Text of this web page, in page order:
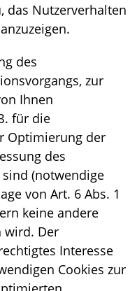
das Nutzerverhalten
des
zur
Ihnen
für die
Optimierung der
des
(notwendige
von Art. 6 Abs. 1
keine andere
wird. Der
Interesse
Cookies zur